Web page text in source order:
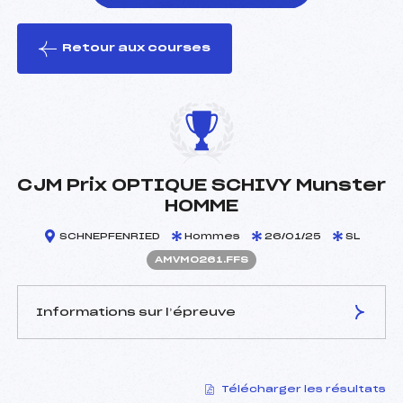
le ski
Retour aux courses
CJM Prix OPTIQUE SCHIVY Munster
HOMME
SCHNEPFENRIED Hommes 26/01/25 SL
AMVM0261.FFS
Informations sur l’épreuve
RUDLOFF CLAUDE (MV)
Télécharger les résultats